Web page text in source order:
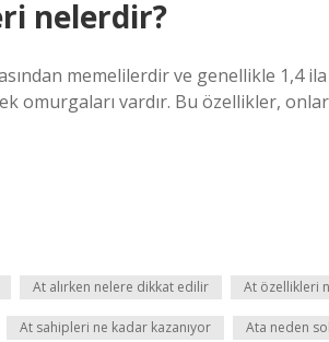
nelerdir?
memelilerdir ve genellikle 1,4
omurgaları vardır. Bu özellikler,
At alırken nelere dikkat edilir At özellikleri
At sahipleri ne kadar kazanıyor Ata neden